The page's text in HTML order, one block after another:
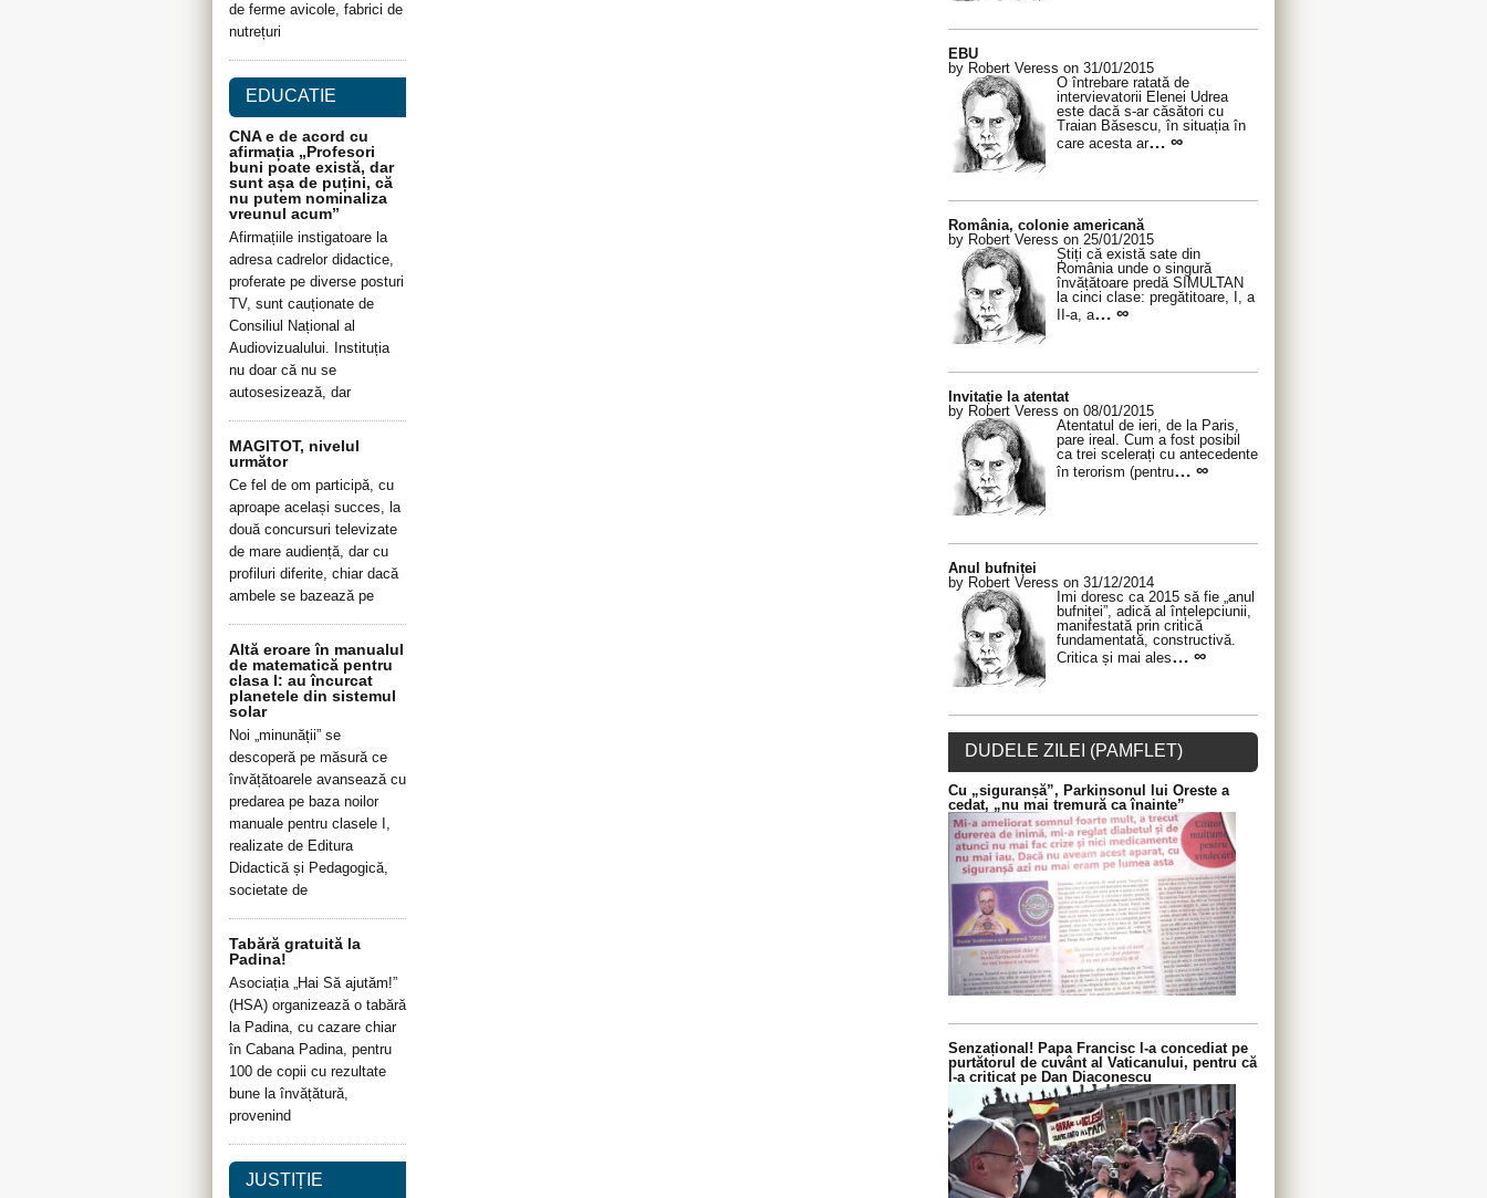
de ferme avicole, fabrici de
nutrețuri
EDUCATIE
CNA e de acord cu
afirmația „Profesori
buni poate există, dar
sunt așa de puțini, că
nu putem nominaliza
vreunul acum”
Afirmațiile instigatoare la
adresa cadrelor didactice,
proferate pe diverse posturi
TV, sunt cauționate de
Consiliul Național al
Audiovizualului. Instituția
nu doar că nu se
autosesizează, dar
MAGITOT, nivelul
următor
Ce fel de om participă, cu
aproape același succes, la
două concursuri televizate
de mare audiență, dar cu
profiluri diferite, chiar dacă
ambele se bazează pe
Altă eroare în manualul
de matematică pentru
clasa I: au încurcat
planetele din sistemul
solar
Noi „minunății” se
descoperă pe măsură ce
învățătoarele avansează cu
predarea pe baza noilor
manuale pentru clasele I,
realizate de Editura
Didactică și Pedagogică,
societate de
Tabără gratuită la
Padina!
Asociația „Hai Să ajutăm!”
(HSA) organizează o tabără
la Padina, cu cazare chiar
în Cabana Padina, pentru
100 de copii cu rezultate
bune la învățătură,
provenind
JUSTIȚIE
EBU
by Robert Veress on 31/01/2015
O întrebare ratată de
intervievatorii Elenei Udrea
este dacă s-ar căsători cu
Traian Băsescu, în situația în
care acesta ar… ∞
România, colonie americană
by Robert Veress on 25/01/2015
Știți că există sate din
România unde o singură
învățătoare predă SIMULTAN
la cinci clase: pregătitoare, I, a
II-a, a… ∞
Invitație la atentat
by Robert Veress on 08/01/2015
Atentatul de ieri, de la Paris,
pare ireal. Cum a fost posibil
ca trei scelerați cu antecedente
în terorism (pentru… ∞
Anul bufniței
by Robert Veress on 31/12/2014
Îmi doresc ca 2015 să fie „anul
bufniței”, adică al înțelepciunii,
manifestată prin critică
fundamentată, constructivă.
Critica și mai ales… ∞
DUDELE ZILEI (PAMFLET)
Cu „siguranșă”, Parkinsonul lui Oreste a
cedat, „nu mai tremură ca înainte”
Senzațional! Papa Francisc l-a concediat pe
purtătorul de cuvânt al Vaticanului, pentru că
l-a criticat pe Dan Diaconescu